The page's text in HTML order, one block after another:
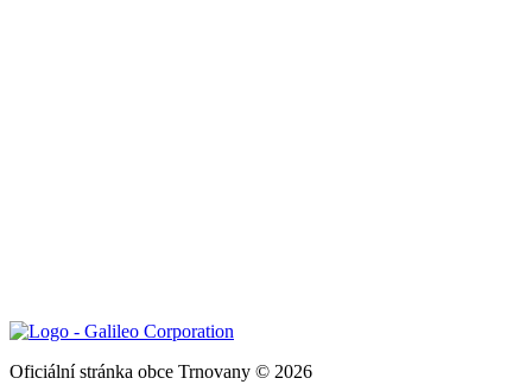
Oficiální stránka obce Trnovany © 2026